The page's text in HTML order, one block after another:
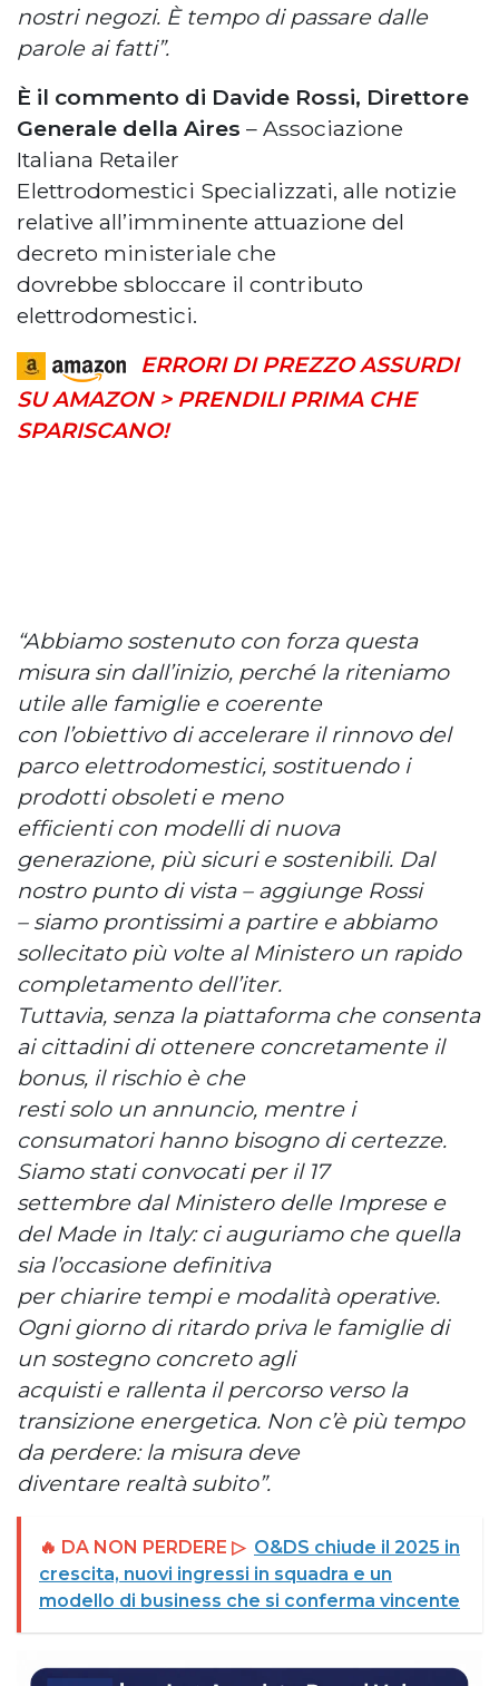
nostri negozi. È tempo di passare dalle
parole ai fatti”.
È il commento di Davide Rossi, Direttore
Generale della Aires – Associazione
Italiana Retailer
Elettrodomestici Specializzati, alle notizie
relative all’imminente attuazione del
decreto ministeriale che
dovrebbe sbloccare il contributo
elettrodomestici.
ERRORI DI PREZZO ASSURDI
SU AMAZON > PRENDILI PRIMA CHE
SPARISCANO!
“Abbiamo sostenuto con forza questa
misura sin dall’inizio, perché la riteniamo
utile alle famiglie e coerente
con l’obiettivo di accelerare il rinnovo del
parco elettrodomestici, sostituendo i
prodotti obsoleti e meno
efficienti con modelli di nuova
generazione, più sicuri e sostenibili. Dal
nostro punto di vista – aggiunge Rossi
– siamo prontissimi a partire e abbiamo
sollecitato più volte al Ministero un rapido
completamento dell’iter.
Tuttavia, senza la piattaforma che consenta
ai cittadini di ottenere concretamente il
bonus, il rischio è che
resti solo un annuncio, mentre i
consumatori hanno bisogno di certezze.
Siamo stati convocati per il 17
settembre dal Ministero delle Imprese e
del Made in Italy: ci auguriamo che quella
sia l’occasione definitiva
per chiarire tempi e modalità operative.
Ogni giorno di ritardo priva le famiglie di
un sostegno concreto agli
acquisti e rallenta il percorso verso la
transizione energetica. Non c’è più tempo
da perdere: la misura deve
diventare realtà subito”.
🔥 DA NON PERDERE ▷ O&DS chiude il 2025 in
crescita, nuovi ingressi in squadra e un
modello di business che si conferma vincente